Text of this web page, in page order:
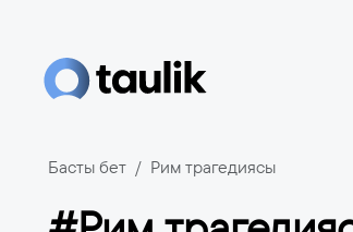
Басты бет Рим трагедиясы